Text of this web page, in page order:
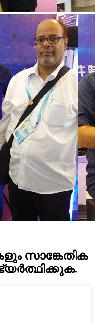
സാങ്കേതിക